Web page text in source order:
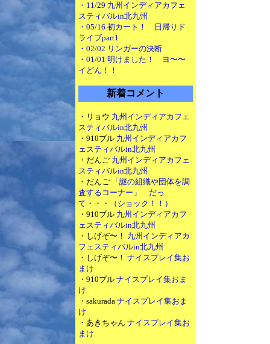
・11/29 九州インディアカフェ
スティバルin北九州
・05/16 初カート！ 日帰りド
ライブpart1
・02/02 リンガーの決断
・01/01 明けました！ ヨ〜〜
イどん！！
新着コメント
・リョウ 九州インディアカフェ
スティバルin北九州
・910ブル 九州インディアカフ
ェスティバルin北九州
・だんご 九州インディアカフェ
スティバルin北九州
・だんご
「謎の組織や団体を調
査するコーナー」 だっ
て・・・（ショック！！）
・910ブル 九州インディアカフ
ェスティバルin北九州
・しげぞ〜！ 九州インディアカ
フェスティバルin北九州
・しげぞ〜！ ナイスプレイ集お
まけ
・910ブル ナイスプレイ集おま
け
・sakurada ナイスプレイ集おま
け
・あきちゃん ナイスプレイ集お
まけ